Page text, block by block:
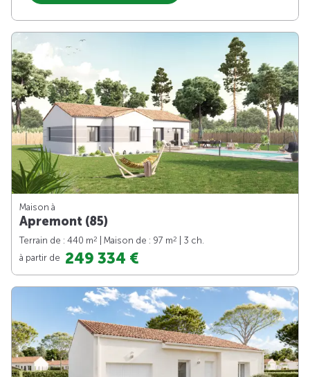
Maison à
Apremont (85)
Terrain de : 440 m2 | Maison de : 97 m2
| 3 ch.
à partir de 249 334 €